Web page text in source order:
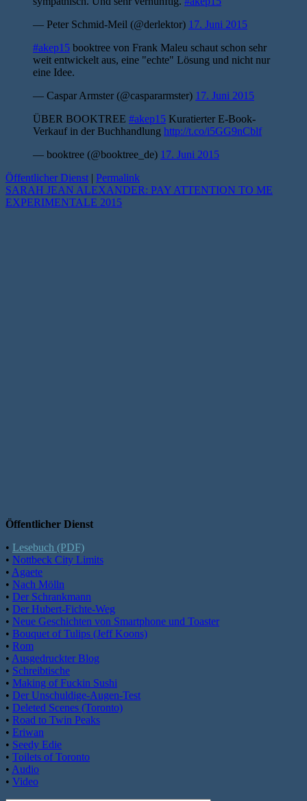
— Peter Schmid-Meil (@derlektor) 17. Juni 2015
#akep15 booktree von Frank Maleu schaut schon sehr
weit entwickelt aus, eine "echte" Lösung und nicht nur
eine Idee.
— Caspar Armster (@caspararmster) 17. Juni 2015
ÜBER BOOKTREE #akep15 Kuratierter E-Book-
Verkauf in der Buchhandlung http://t.co/i5GG9nCblf
— booktree (@booktree_de) 17. Juni 2015
Öffentlicher Dienst | Permalink
SARAH JEAN ALEXANDER: PAY ATTENTION TO ME
EXPERIMENTALE 2015
Öffentlicher Dienst
• Lesebuch (PDF)
• Nottbeck City Limits
• Agaete
• Nach Mölln
• Der Schrankmann
• Der Hubert-Fichte-Weg
• Neue Geschichten von Smartphone und Toaster
• Bouquet of Tulips (Jeff Koons)
• Rom
• Ausgedruckter Blog
• Schreibtische
• Making of Fuckin Sushi
• Der Unschuldige-Augen-Test
• Deleted Scenes (Toronto)
• Road to Twin Peaks
• Eriwan
• Seedy Edie
• Toilets of Toronto
• Audio
• Video